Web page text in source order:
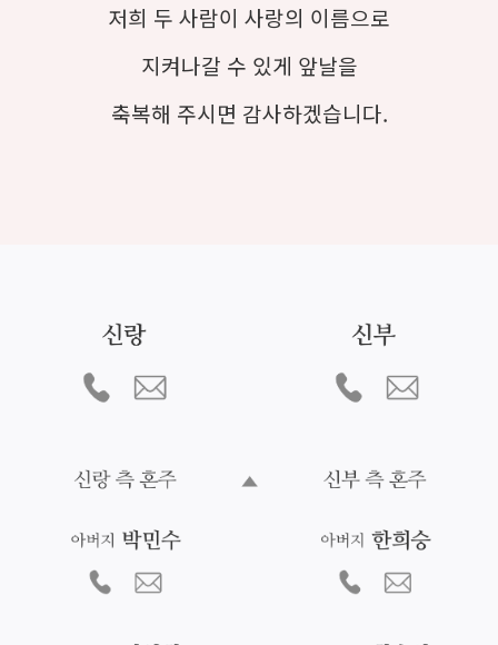
저희 두 사람이 사랑의 이름으로
지켜나갈 수 있게 앞날을
축복해 주시면 감사하겠습니다.